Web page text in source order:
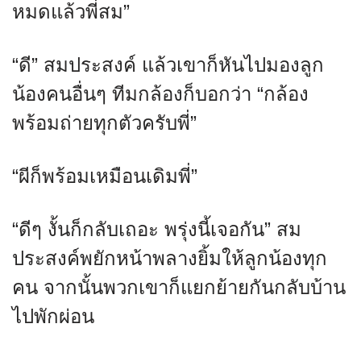
หมดแล้วพี่สม”
“ดี” สมประสงค์ แล้วเขาก็หันไปมองลูก
น้องคนอื่นๆ ทีมกล้องก็บอกว่า “กล้อง
พร้อมถ่ายทุกตัวครับพี่”
“ผีก็พร้อมเหมือนเดิมพี่”
“ดีๆ งั้นก็กลับเถอะ พรุ่งนี้เจอกัน” สม
ประสงค์พยักหน้าพลางยิ้มให้ลูกน้องทุก
คน จากนั้นพวกเขาก็แยกย้ายกันกลับบ้าน
ไปพักผ่อน